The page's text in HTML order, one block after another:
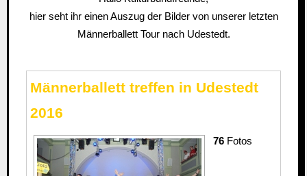
hier seht ihr einen Auszug der Bilder von unserer letzten
Männerballett Tour nach Udestedt.
Männerballett treffen in Udestedt
2016
76Fotos